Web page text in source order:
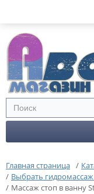
Главная страница /
/ Выбрать
/ Массаж стоп в ванну